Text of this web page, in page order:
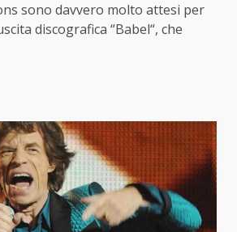
sono davvero molto attesi per
discografica “Babel“, che